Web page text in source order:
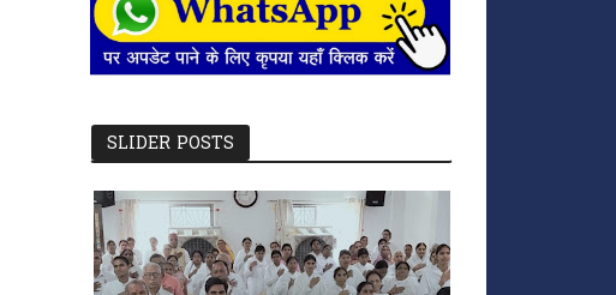
SLIDER POSTS